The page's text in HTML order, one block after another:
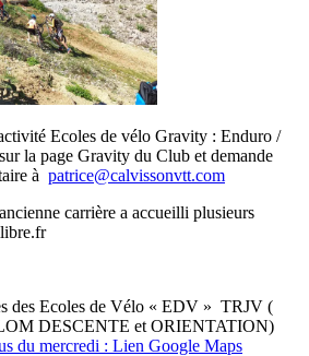
Ecoles de vélo Gravity : Enduro /
la page Gravity du Club et demande
à patrice@calvissonvtt.com
des Ecoles de Vélo « EDV » TRJV (
DESCENTE et ORIENTATION)
du mercredi : Lien Google Maps